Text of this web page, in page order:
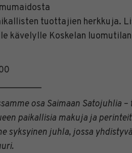
tuottajien herkkuja.
kävelylle Koskelan
osa Saimaan Satojuhlia –
paikallisia makuja ja
syksyinen juhla, jossa